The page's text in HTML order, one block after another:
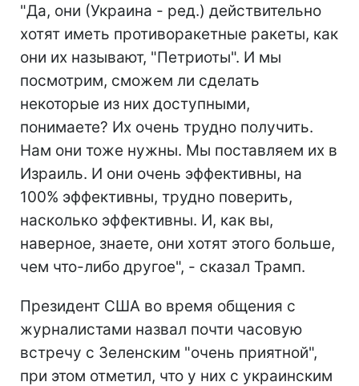
"Да, они (Украина - ред.) действительно
хотят иметь противоракетные ракеты, как
они их называют, "Петриоты". И мы
посмотрим, сможем ли сделать
некоторые из них доступными,
понимаете? Их очень трудно получить.
Нам они тоже нужны. Мы поставляем их в
Израиль. И они очень эффективны, на
100% эффективны, трудно поверить,
насколько эффективны. И, как вы,
наверное, знаете, они хотят этого больше,
чем что-либо другое", - сказал Трамп.
Президент США во время общения с
журналистами назвал почти часовую
встречу с Зеленским "очень приятной",
при этом отметил, что у них с украинским